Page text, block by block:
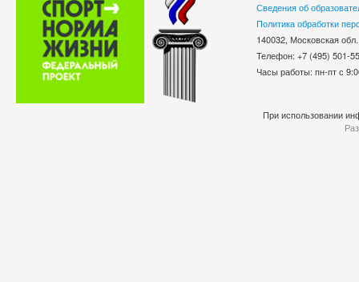
Сведения об
Политика обработки
140032, Московская
Телефон: +7 (495)
Часы работы: пн-пт с
При использовании